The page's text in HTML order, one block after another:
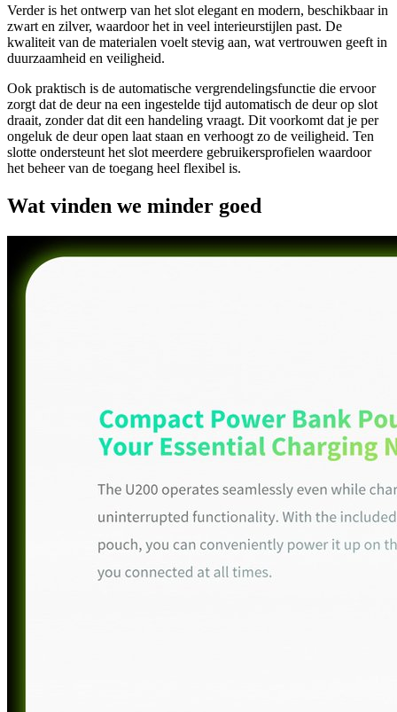
Verder is het ontwerp van het slot elegant en modern, beschikbaar in
zwart en zilver, waardoor het in veel interieurstijlen past. De
kwaliteit van de materialen voelt stevig aan, wat vertrouwen geeft in
duurzaamheid en veiligheid.
Ook praktisch is de automatische vergrendelingsfunctie die ervoor
zorgt dat de deur na een ingestelde tijd automatisch de deur op slot
draait, zonder dat dit een handeling vraagt. Dit voorkomt dat je per
ongeluk de deur open laat staan en verhoogt zo de veiligheid. Ten
slotte ondersteunt het slot meerdere gebruikersprofielen waardoor
het beheer van de toegang heel flexibel is.
Wat vinden we minder goed